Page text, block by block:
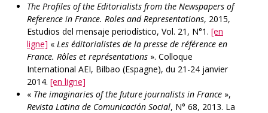
The Profiles of the Editorialists from the Newspapers of
Reference in France. Roles and Representations, 2015,
Estudios del mensaje periodístico, Vol. 21, N°1. [en
ligne] « Les éditorialistes de la presse de référence en
France. Rôles et représentations ». Colloque
International AEI, Bilbao (Espagne), du 21-24 janvier
2014. [en ligne]
« The imaginaries of the future journalists in France »,
Revista Latina de Comunicación Social, N° 68, 2013. La